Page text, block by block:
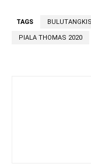
TAGS BULUTANGKIS
PIALA THOMAS 2020